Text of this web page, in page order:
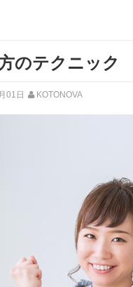
のテクニック
01日 KOTONOVA